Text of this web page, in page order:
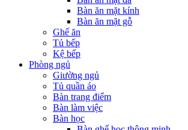
Bàn ăn mặt kính
Bàn ăn mặt gỗ
Ghế ăn
Tủ bếp
Kệ bếp
Phòng ngủ
Giường ngủ
Tủ quần áo
Bàn trang điểm
Bàn làm việc
Bàn học